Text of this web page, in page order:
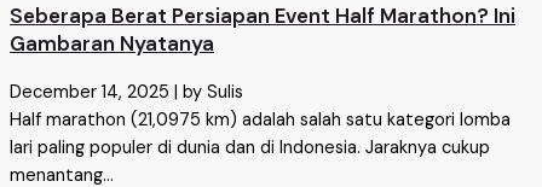
Seberapa Berat Persiapan Event Half Marathon? Ini
Gambaran Nyatanya
December 14, 2025 | by Sulis
Half marathon (21,0975 km) adalah salah satu kategori lomba
lari paling populer di dunia dan di Indonesia. Jaraknya cukup
menantang...